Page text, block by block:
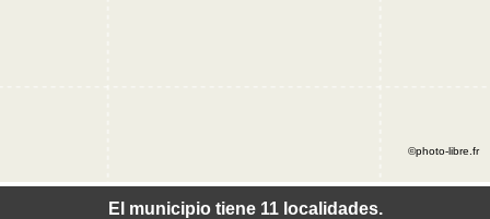
El municipio tiene 11 localidades.
©photo-libre.fr